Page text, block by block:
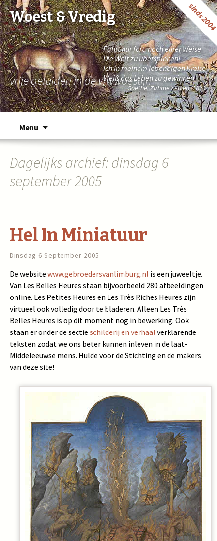
sinds
Fahrt nur fort, nach eurer Weise
Die Welt zu überspinnen!
Ich in meinem lebendigen Kreise
Weiß das Leben zu gewinnen.
Goethe, Zahme Xenien, 1820
Woest & Vredig
vrije geluiden in de wwwoestijn
Menu
Dagelijks archief: dinsdag 6
september 2005
Hel In Miniatuur
Dinsdag 6 September 2005
De website www.gebroedersvanlimburg.nl is een juweeltje.
Van Les Belles Heures staan bijvoorbeeld 280 afbeeldingen
online. Les Petites Heures en Les Très Riches Heures zijn
virtueel ook volledig door te bladeren. Alleen Les Très
Belles Heures is op dit moment nog in bewerking. Ook
staan er onder de sectie schilderij en verhaal verklarende
teksten zodat we ons beter kunnen inleven in de laat-
Middeleeuwse mens. Hulde voor de Stichting en de makers
van deze site!